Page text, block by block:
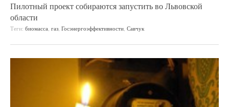
Пилотный проект собираются запустить во Львовской
области
Теги: биомасса, газ, Госэнергоэффективности, Савчук